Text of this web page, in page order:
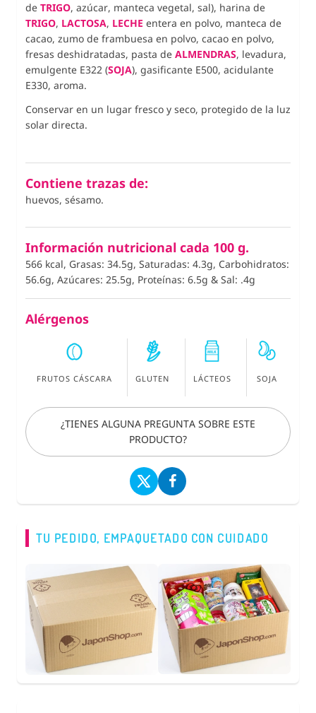
de TRIGO, azúcar, manteca vegetal, sal), harina de
TRIGO, LACTOSA, LECHE entera en polvo, manteca de
cacao, zumo de frambuesa en polvo, cacao en polvo,
fresas deshidratadas, pasta de ALMENDRAS, levadura,
emulgente E322 (SOJA), gasificante E500, acidulante
E330, aroma.
Conservar en un lugar fresco y seco, protegido de la luz
solar directa.
Contiene trazas de:
huevos, sésamo.
Información nutricional cada 100 g.
566 kcal, Grasas: 34.5g, Saturadas: 4.3g, Carbohidratos:
56.6g, Azúcares: 25.5g, Proteínas: 6.5g & Sal: .4g
Alérgenos
FRUTOS CÁSCARA GLUTEN LÁCTEOS SOJA
¿TIENES ALGUNA PREGUNTA SOBRE ESTE
PRODUCTO?
TU PEDIDO, EMPAQUETADO CON CUIDADO